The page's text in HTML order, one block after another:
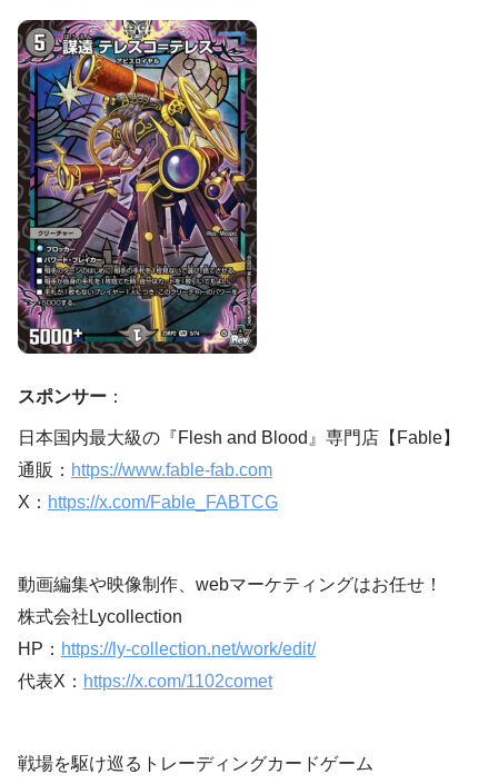
スポンサー ：
日本国内最大級の『Flesh and Blood』専門店【Fable】
通販： https://www.fable-fab.com
X： https://x.com/Fable_FABTCG
動画編集や映像制作、webマーケティングはお任せ！
株式会社Lycollection
HP： https://ly-collection.net/work/edit/
代表X： https://x.com/1102comet
戦場を駆け巡るトレーディングカードゲーム